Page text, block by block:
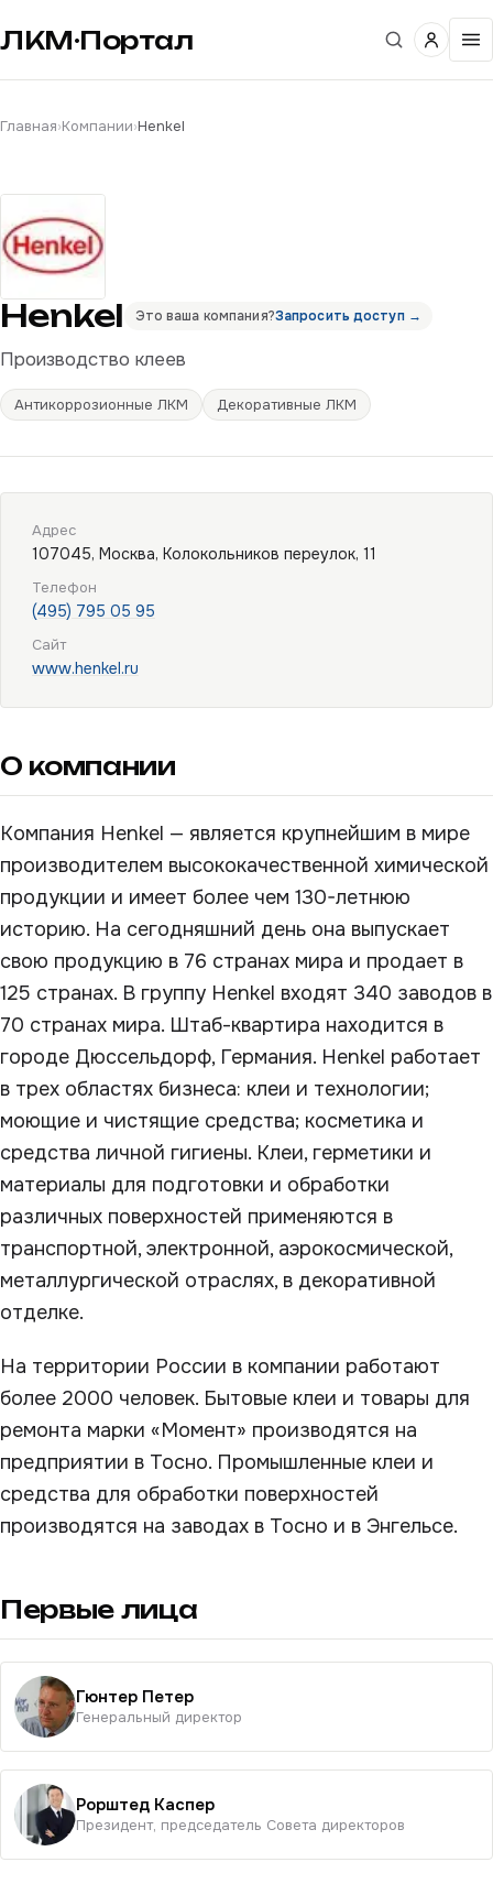
ЛКМ·Портал
Главная›Компании›Henkel
Henkel Это ваша компания?Запросить доступ →
Производство клеев
Антикоррозионные ЛКМ Декоративные ЛКМ
Адрес
107045, Москва, Колокольников переулок, 11
Телефон
(495) 795 05 95
Сайт
www.henkel.ru
О компании
Компания Henkel — является крупнейшим в мире
производителем высококачественной химической
продукции и имеет более чем 130-летнюю
историю. На сегодняшний день она выпускает
свою продукцию в 76 странах мира и продает в
125 странах. В группу Henkel входят 340 заводов в
70 странах мира. Штаб-квартира находится в
городе Дюссельдорф, Германия. Henkel работает
в трех областях бизнеса: клеи и технологии;
моющие и чистящие средства; косметика и
средства личной гигиены. Клеи, герметики и
материалы для подготовки и обработки
различных поверхностей применяются в
транспортной, электронной, аэрокосмической,
металлургической отраслях, в декоративной
отделке.
На территории России в компании работают
более 2000 человек. Бытовые клеи и товары для
ремонта марки «Момент» производятся на
предприятии в Тосно. Промышленные клеи и
средства для обработки поверхностей
производятся на заводах в Тосно и в Энгельсе.
Первые лица
Гюнтер Петер
Генеральный директор
Рорштед Каспер
Президент, председатель Совета директоров